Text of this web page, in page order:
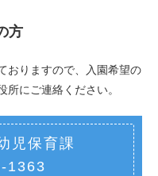
方
おりますので、入園希望の
にご連絡ください。
児保育課
1363